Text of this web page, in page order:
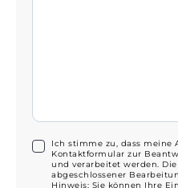
Ich stimme zu, dass meine
Kontaktformular zur
und verarbeitet werden.
abgeschlossener
Hinweis: Sie können Ihre